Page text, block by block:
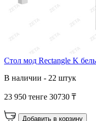
Стол мод Rectangle K
В наличии - 22 штук
23 950 тенге 30730 ₸
Добавить в корзину